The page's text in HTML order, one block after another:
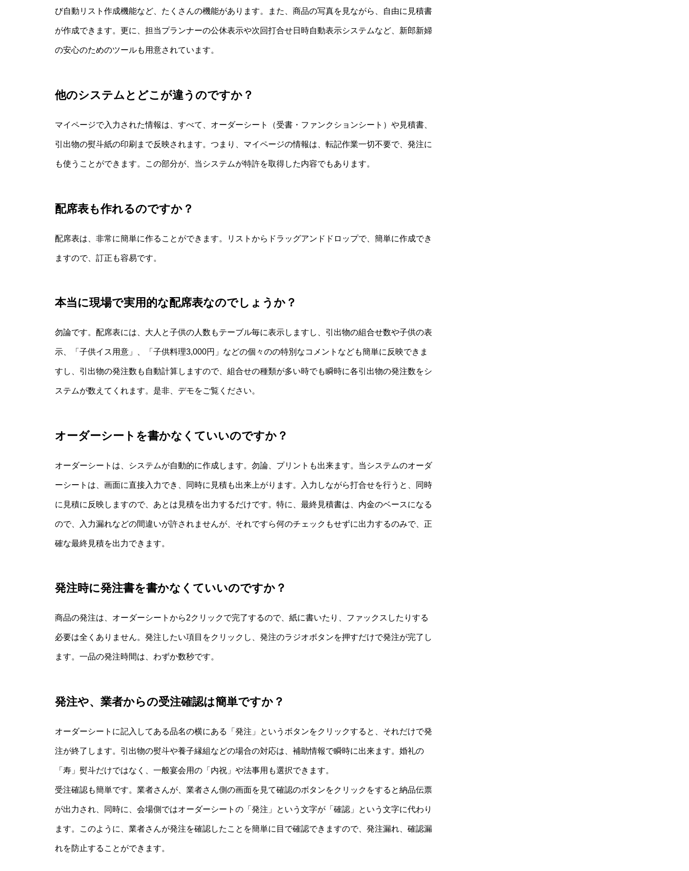
び自動リスト作成機能など、たくさんの機能があります。また、商品の写真を見ながら、自由に見積書
が作成できます。更に、担当プランナーの公休表示や次回打合せ日時自動表示システムなど、新郎新婦
の安心のためのツールも用意されています。
他のシステムとどこが違うのですか？
マイページで入力された情報は、すべて、オーダーシート（受書・ファンクションシート）や見積書、
引出物の熨斗紙の印刷まで反映されます。つまり、マイページの情報は、転記作業一切不要で、発注に
も使うことができます。この部分が、当システムが特許を取得した内容でもあります。
配席表も作れるのですか？
配席表は、非常に簡単に作ることができます。リストからドラッグアンドドロップで、簡単に作成でき
ますので、訂正も容易です。
本当に現場で実用的な配席表なのでしょうか？
勿論です。配席表には、大人と子供の人数もテーブル毎に表示しますし、引出物の組合せ数や子供の表
示、「子供イス用意」、「子供料理3,000円」などの個々のの特別なコメントなども簡単に反映できま
すし、引出物の発注数も自動計算しますので、組合せの種類が多い時でも瞬時に各引出物の発注数をシ
ステムが数えてくれます。是非、デモをご覧ください。
オーダーシートを書かなくていいのですか？
オーダーシートは、システムが自動的に作成します。勿論、プリントも出来ます。当システムのオーダ
ーシートは、画面に直接入力でき、同時に見積も出来上がります。入力しながら打合せを行うと、同時
に見積に反映しますので、あとは見積を出力するだけです。特に、最終見積書は、内金のベースになる
ので、入力漏れなどの間違いが許されませんが、それですら何のチェックもせずに出力するのみで、正
確な最終見積を出力できます。
発注時に発注書を書かなくていいのですか？
商品の発注は、オーダーシートから2クリックで完了するので、紙に書いたり、ファックスしたりする
必要は全くありません。発注したい項目をクリックし、発注のラジオボタンを押すだけで発注が完了し
ます。一品の発注時間は、わずか数秒です。
発注や、業者からの受注確認は簡単ですか？
オーダーシートに記入してある品名の横にある「発注」というボタンをクリックすると、それだけで発
注が終了します。引出物の熨斗や養子縁組などの場合の対応は、補助情報で瞬時に出来ます。婚礼の
「寿」熨斗だけではなく、一般宴会用の「内祝」や法事用も選択できます。
受注確認も簡単です。業者さんが、業者さん側の画面を見て確認のボタンをクリックをすると納品伝票
が出力され、同時に、会場側ではオーダーシートの「発注」という文字が「確認」という文字に代わり
ます。このように、業者さんが発注を確認したことを簡単に目で確認できますので、発注漏れ、確認漏
れを防止することができます。